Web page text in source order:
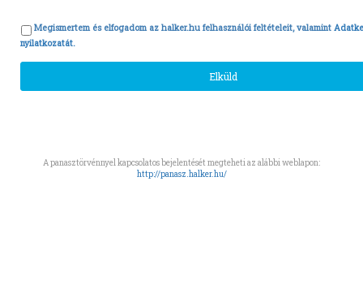
Megismertem és elfogadom az halker.hu felhasználói feltételeit, valamint
nyilatkozatát.
A panasztörvénnyel kapcsolatos bejelentését megteheti az alábbi weblapon:
http://panasz.halker.hu/